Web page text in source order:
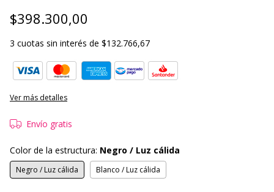
$398.300,00
3 cuotas sin interés de $132.766,67
Ver más detalles
Envío gratis
Color de la estructura: Negro / Luz cálida
Negro / Luz cálida Blanco / Luz cálida